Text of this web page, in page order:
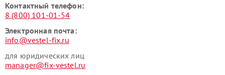
Контактный телефон:
8 (800) 101-01-54
Электронная почта:
info@vestel-fix.ru
для юридических лиц
manager@fix-vestel.ru